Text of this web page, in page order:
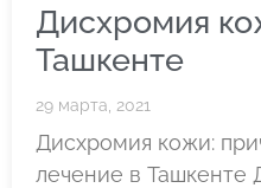
Дисхромия
Ташкенте
29 марта, 2021
Дисхромия кожи:
лечение в